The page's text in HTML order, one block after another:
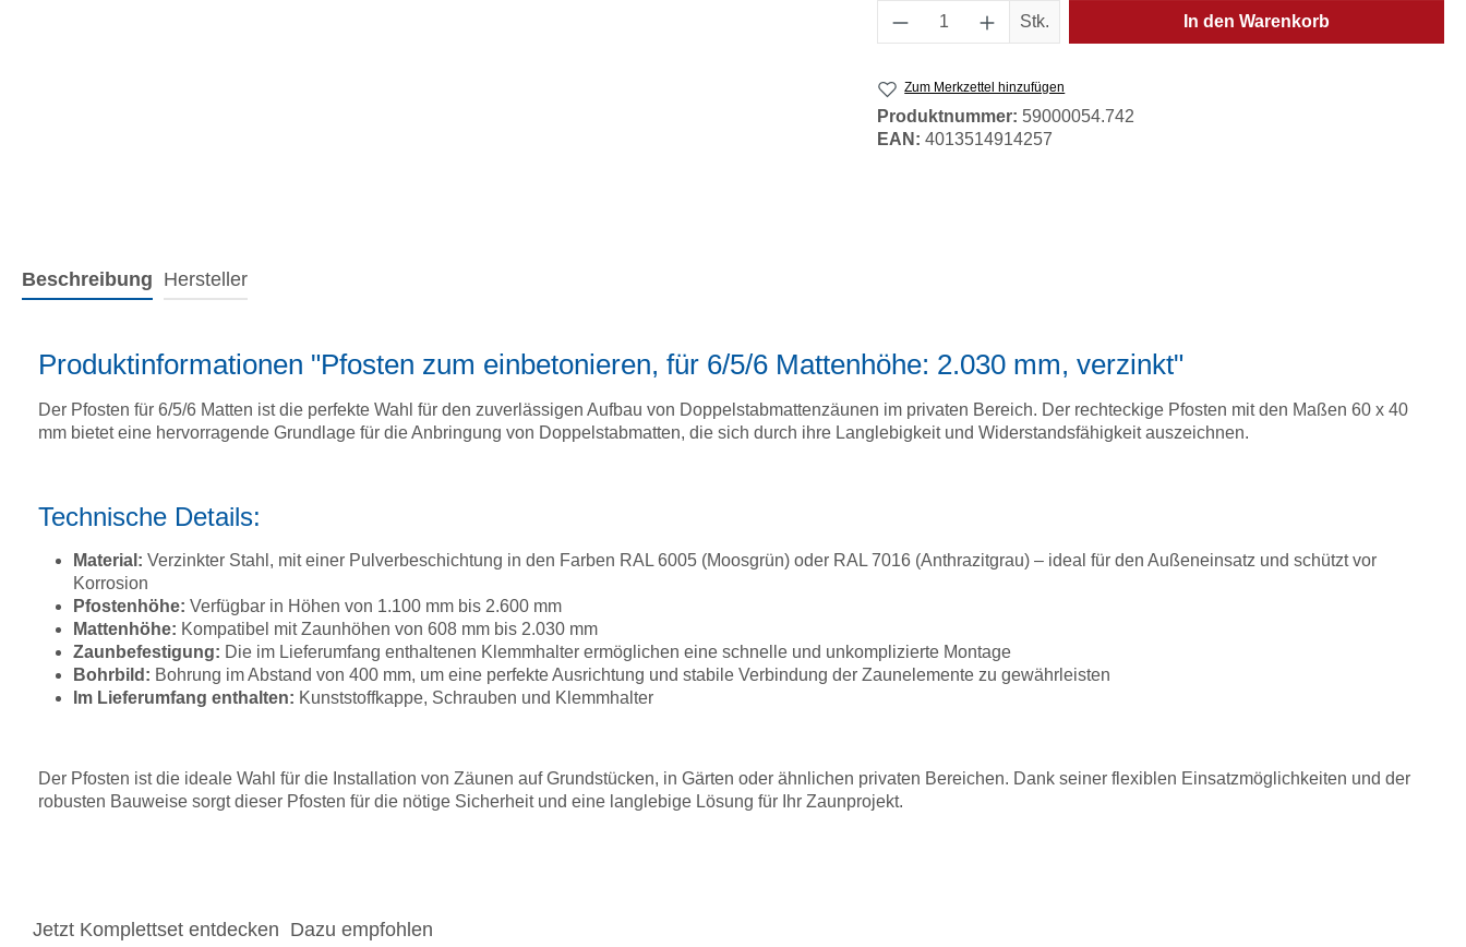
Produkt Anzahl: Gib den gewünschten Wert ein
Stk. In den Warenkorb
Zum Merkzettel hinzufügen
Produktnummer: 59000054.742
EAN: 4013514914257
Beschreibung Hersteller
Produktinformationen "Pfosten zum einbetonieren, für 6/5/6 Mattenhöhe: 2.030 mm, verzinkt"
Der Pfosten für 6/5/6 Matten ist die perfekte Wahl für den zuverlässigen Aufbau von Doppelstabmattenzäunen im privaten Bereich. Der rechteckige Pfosten mit den Maßen 60 x 40
mm bietet eine hervorragende Grundlage für die Anbringung von Doppelstabmatten, die sich durch ihre Langlebigkeit und Widerstandsfähigkeit auszeichnen.
Technische Details:
Material: Verzinkter Stahl, mit einer Pulverbeschichtung in den Farben RAL 6005 (Moosgrün) oder RAL 7016 (Anthrazitgrau) – ideal für den Außeneinsatz und schützt vor
Korrosion
Pfostenhöhe: Verfügbar in Höhen von 1.100 mm bis 2.600 mm
Mattenhöhe: Kompatibel mit Zaunhöhen von 608 mm bis 2.030 mm
Zaunbefestigung: Die im Lieferumfang enthaltenen Klemmhalter ermöglichen eine schnelle und unkomplizierte Montage
Bohrbild: Bohrung im Abstand von 400 mm, um eine perfekte Ausrichtung und stabile Verbindung der Zaunelemente zu gewährleisten
Im Lieferumfang enthalten: Kunststoffkappe, Schrauben und Klemmhalter
Der Pfosten ist die ideale Wahl für die Installation von Zäunen auf Grundstücken, in Gärten oder ähnlichen privaten Bereichen. Dank seiner flexiblen Einsatzmöglichkeiten und der
robusten Bauweise sorgt dieser Pfosten für die nötige Sicherheit und eine langlebige Lösung für Ihr Zaunprojekt.
Jetzt Komplettset entdecken Dazu empfohlen